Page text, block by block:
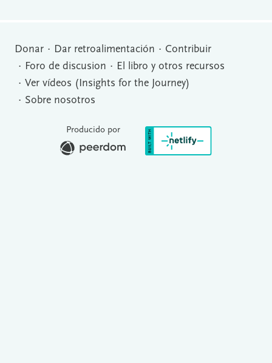
Donar Dar retroalimentación
Contribuir
Foro de discusion
El libro y otros recursos
Ver vídeos (Insights for the Journey)
Sobre nosotros
Producido por